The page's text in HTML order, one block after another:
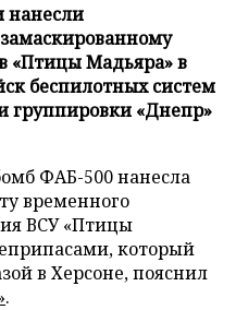
нанесли
«Птицы Мадьяра» в
беспилотных систем
группировки «Днепр»
ФАБ-500 нанесла
временного
ВСУ «Птицы
который
в Херсоне, пояснил
.